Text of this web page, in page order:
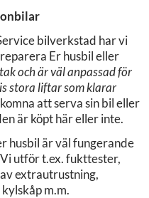
bilverkstad har vi
Er husbil eller
och är väl anpassad för
stora liftar som klarar
att serva sin bil eller
är köpt här eller inte.
husbil är väl fungerande
utför t.ex. fukttester,
extrautrustning,
m.m.